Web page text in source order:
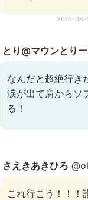
2016-05-
とり@マウンとり
なんだと超絶行き
涙が出て肩からソ
る！
さえきあきひろ
これ行こう！！！